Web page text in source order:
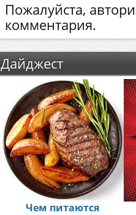
Пожалуйста,
комментария.
Дайджест
Чем питаются